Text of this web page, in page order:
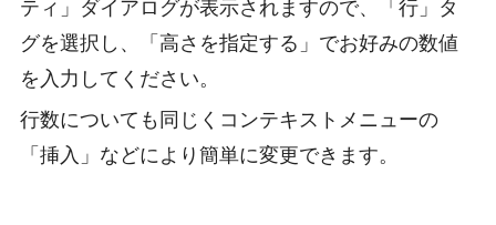
ティ」ダイアログが表示されますので、「行」タ
グを選択し、「高さを指定する」でお好みの数値
を入力してください。
行数についても同じくコンテキストメニューの
「挿入」などにより簡単に変更できます。